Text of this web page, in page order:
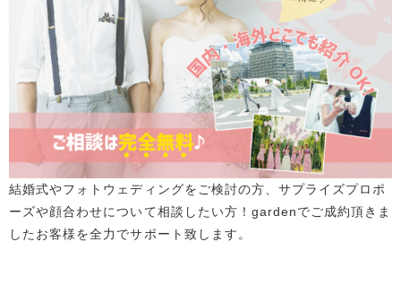
結婚式やフォトウェディングをご検討の方、サプライズプロポ
ーズや顔合わせについて相談したい方！gardenでご成約頂きま
したお客様を全力でサポート致します。